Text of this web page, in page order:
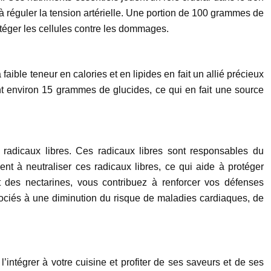
réguler la tension artérielle. Une portion de 100 grammes de
les cellules contre les dommages.
teneur en calories et en lipides en fait un allié précieux
environ 15 grammesde glucides, ce qui en fait une source
libres. Ces radicaux libres sont responsables du
à neutraliser ces radicaux libres, ce qui aide à protéger
nectarines, vous contribuez à renforcer vos défenses
à une diminution du risque de maladies cardiaques, de
à votre cuisine et profiter de ses saveurs et de ses